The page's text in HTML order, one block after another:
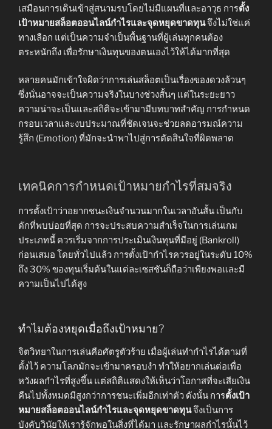
เสมือนการเดินเข้าสู่สนามรบโดยไม่มีแผนที่และอาวุธ การตั้ง
เป้าหมายสล็อตออนไลน์กำไรและจุดหยุดขาดทุนจึงไม่ใช่แค่
ทางเลือก แต่เป็นความจำเป็นพื้นฐานที่ผู้เล่นทุกคนต้อง
ตระหนักถึง เพื่อรักษาเงินทุนของตนเองไว้ให้ได้มากที่สุด
หลายคนมักเข้าใจผิดว่าการเล่นสล็อตเป็นเรื่องของดวงล้วนๆ
ซึ่งนั่นอาจจะเป็นความจริงในบางช่วงสั้นๆ แต่ในระยะยาว
ความน่าจะเป็นและสถิติจะเข้ามามีบทบาทสำคัญ การกำหนด
กรอบเวลาและงบประมาณที่ชัดเจนจะช่วยลดอารมณ์ความ
รู้สึก (Emotion) ที่มักจะนำพาไปสู่การตัดสินใจที่ผิดพลาด
เทคนิคการกำหนดเป้าหมายกำไรที่สมจริง
การตั้งเป้าว่าอยากชนะเงินจำนวนมากในเวลาอันสั้น เป็นกับ
ดักที่พบบ่อยที่สุด การจะประสบความสำเร็จในการเล่นเกม
ประเภทนี้ ควรเริ่มจากการประเมินเงินทุนที่มีอยู่ (Bankroll)
ก่อนเสมอ โดยทั่วไปแล้ว การตั้งเป้ากำไรควรอยู่ในระดับ 10%
ถึง 30% ของทุนเริ่มต้นในแต่ละเซสชันก็ถือว่าเพียงพอและมี
ความเป็นไปได้สูง
ทำไมต้องหยุดเมื่อถึงเป้าหมาย?
จิตวิทยาในการเล่นคือศัตรูตัวร้าย เมื่อผู้เล่นทำกำไรได้ตามที่
ตั้งไว้ ความโลภมักจะเข้ามาครอบงำ ทำให้อยากเล่นต่อเพื่อ
หวังผลกำไรที่สูงขึ้น แต่สถิติแสดงให้เห็นว่าโอกาสที่จะเสียเงิน
คืนไปทั้งหมดมีสูงกว่าการชนะเพิ่มอีกเท่าตัว ดังนั้น การตั้งเป้า
หมายสล็อตออนไลน์กำไรและจุดหยุดขาดทุนจึงเป็นการ
บังคับวินัยให้เรารู้จักพอในสิ่งที่ได้มา และรักษาผลกำไรนั้นไว้